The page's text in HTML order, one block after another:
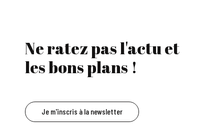
Ne ratez pas l'actu et
les bons plans !
Je m'inscris à la newsletter